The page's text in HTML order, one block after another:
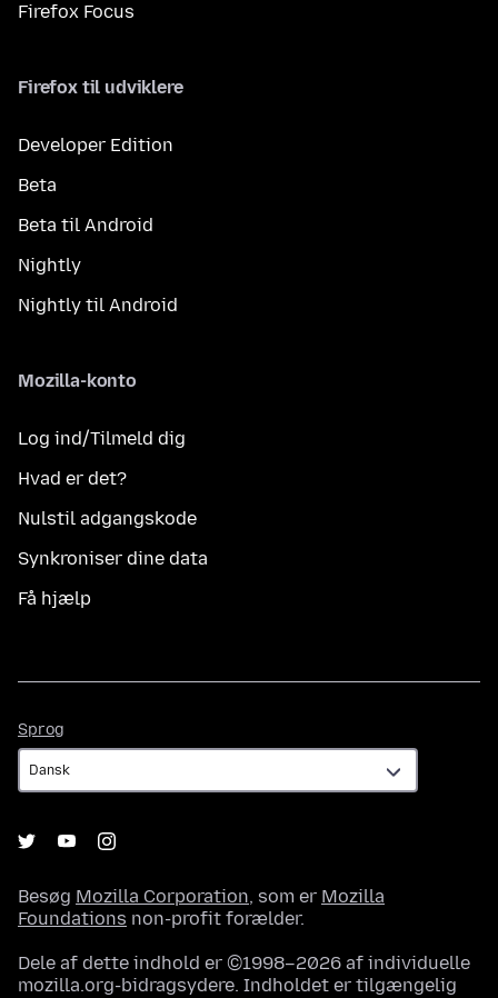
Firefox Focus
Firefox til udviklere
Developer Edition
Beta
Beta til Android
Nightly
Nightly til Android
Mozilla-konto
Log ind/Tilmeld dig
Hvad er det?
Nulstil adgangskode
Synkroniser dine data
Få hjælp
Sprog
Besøg Mozilla Corporation, som er Mozilla
Foundations non-profit forælder.
Dele af dette indhold er ©1998–2026 af individuelle
mozilla.org-bidragsydere. Indholdet er tilgængelig